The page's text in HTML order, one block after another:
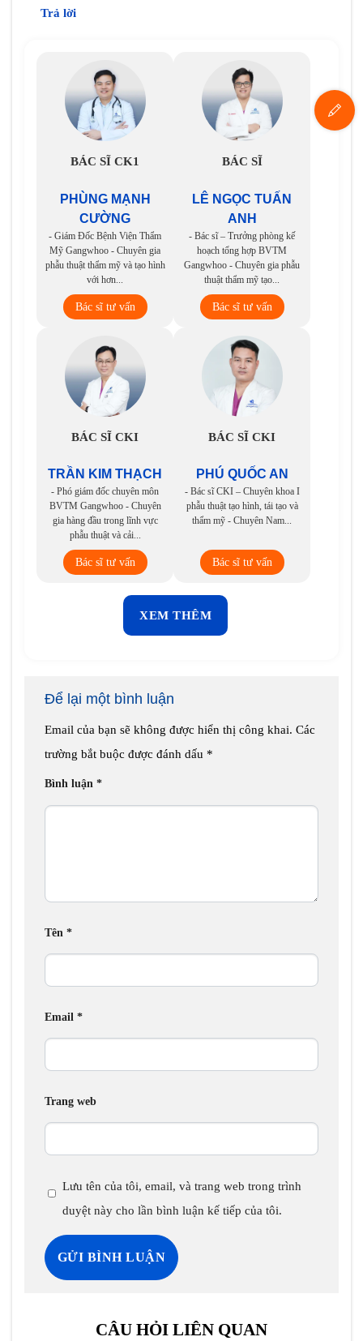
Trả lời
BÁC SĨ CK1
PHÙNG MẠNH
CƯỜNG
- Giám Đốc Bệnh Viện Thẩm
Mỹ Gangwhoo - Chuyên gia
phẫu thuật thẩm mỹ và tạo hình
với hơn...
Bác sĩ tư vấn
BÁC SĨ
LÊ NGỌC TUẤN
ANH
- Bác sĩ – Trưởng phòng kế
hoạch tổng hợp BVTM
Gangwhoo - Chuyên gia phẫu
thuật thẩm mỹ tạo...
Bác sĩ tư vấn
BÁC SĨ CKI
TRẦN KIM THẠCH
- Phó giám đốc chuyên môn
BVTM Gangwhoo - Chuyên
gia hàng đầu trong lĩnh vực
phẫu thuật và cải...
Bác sĩ tư vấn
BÁC SĨ CKI
PHÚ QUỐC AN
- Bác sĩ CKI – Chuyên khoa I
phẫu thuật tạo hình, tái tạo và
thẩm mỹ - Chuyên Nam...
Bác sĩ tư vấn
XEM THÊM
Để lại một bình luận
Email của bạn sẽ không được hiển thị công khai. Các
trường bắt buộc được đánh dấu *
Bình luận *
Tên *
Email *
Trang web
Lưu tên của tôi, email, và trang web trong trình
duyệt này cho lần bình luận kế tiếp của tôi.
CÂU HỎI LIÊN QUAN